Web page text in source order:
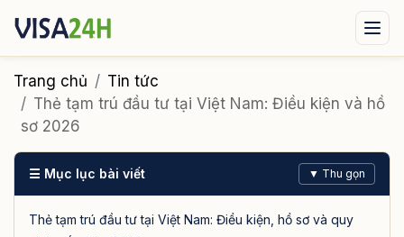
Visa xuất cảnh
Tin tức
Tư vấn ngay qua Zalo
Trang chủ
Tin tức
Thẻ tạm trú đầu tư tại Việt Nam: Điều kiện và hồ
sơ 2026
☰ Mục lục bài viết ▼ Thu gọn
Thẻ tạm trú đầu tư tại Việt Nam: Điều kiện, hồ sơ và quy